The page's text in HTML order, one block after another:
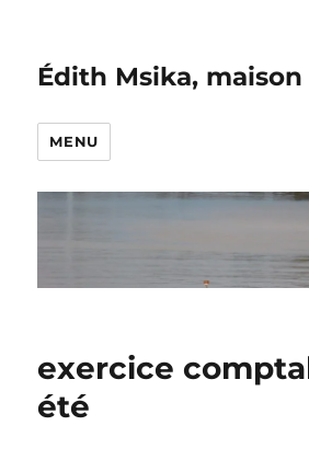
Édith Msika,
MENU
exercice
été